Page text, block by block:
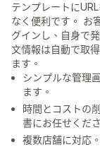
テンプレートに
なく便利です。 お
グインし、自身で
文情報は自動で取
ます。
シンプルな管理
ます。
時間とコストの
書にお任せくだ
複数店舗に対応